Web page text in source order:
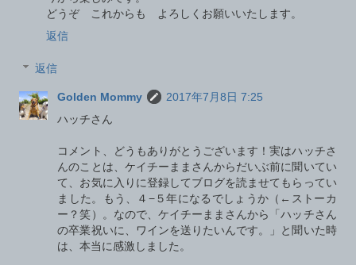
どうぞ これからも よろしくお願いいたします。
返信
返信
Golden Mommy
2017年7月8日 7:25
ハッチさん
コメント、どうもありがとうございます！実はハッチさ
んのことは、ケイチーままさんからだいぶ前に聞いてい
て、お気に入りに登録してブログを読ませてもらってい
ました。もう、４−５年になるでしょうか（←ストーカ
ー？笑）。なので、ケイチーままさんから「ハッチさん
の卒業祝いに、ワインを送りたいんです。」と聞いた時
は、本当に感激しました。